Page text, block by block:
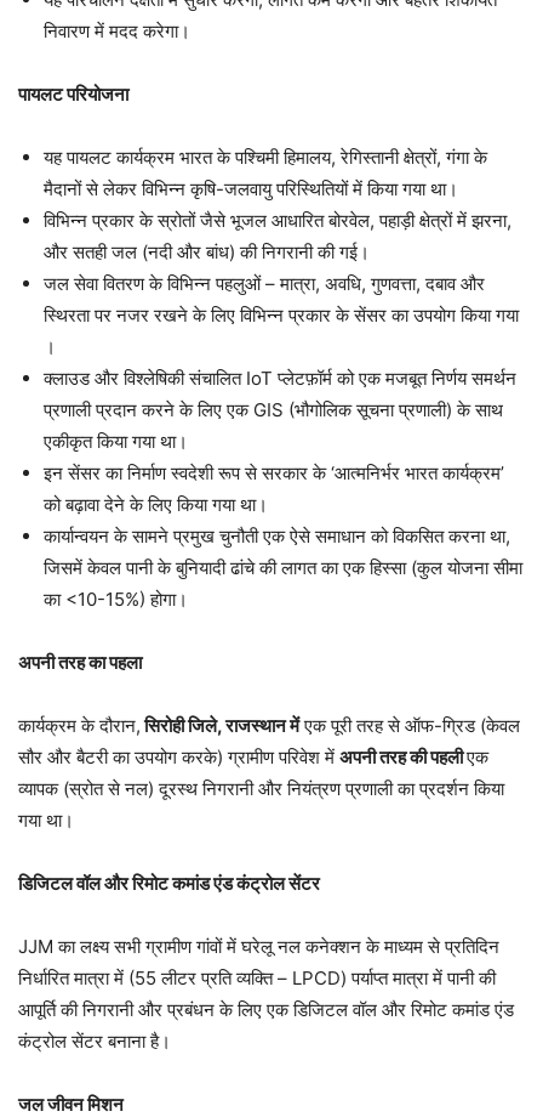
निवारण में मदद करेगा।
पायलट परियोजना
यह पायलट कार्यक्रम भारत के पश्चिमी हिमालय, रेगिस्तानी क्षेत्रों, गंगा के
मैदानों से लेकर विभिन्न कृषि-जलवायु परिस्थितियों में किया गया था।
विभिन्न प्रकार के स्रोतों जैसे भूजल आधारित बोरवेल, पहाड़ी क्षेत्रों में झरना,
और सतही जल (नदी और बांध) की निगरानी की गई।
जल सेवा वितरण के विभिन्न पहलुओं – मात्रा, अवधि, गुणवत्ता, दबाव और
स्थिरता पर नजर रखने के लिए विभिन्न प्रकार के सेंसर का उपयोग किया गया
।
क्लाउड और विश्लेषिकी संचालित IoT प्लेटफ़ॉर्म को एक मजबूत निर्णय समर्थन
प्रणाली प्रदान करने के लिए एक GIS (भौगोलिक सूचना प्रणाली) के साथ
एकीकृत किया गया था।
इन सेंसर का निर्माण स्वदेशी रूप से सरकार के ‘आत्मनिर्भर भारत कार्यक्रम’
को बढ़ावा देने के लिए किया गया था।
कार्यान्वयन के सामने प्रमुख चुनौती एक ऐसे समाधान को विकसित करना था,
जिसमें केवल पानी के बुनियादी ढांचे की लागत का एक हिस्सा (कुल योजना सीमा
का <10-15%) होगा।
अपनी तरह का पहला
कार्यक्रम के दौरान,सिरोही जिले, राजस्थान मेंएक पूरी तरह से ऑफ-ग्रिड (केवल
सौर और बैटरी का उपयोग करके) ग्रामीण परिवेश में अपनी तरह की पहलीएक
व्यापक (स्रोत से नल) दूरस्थ निगरानी और नियंत्रण प्रणाली का प्रदर्शन किया
गया था।
डिजिटल वॉल और रिमोट कमांड एंड कंट्रोल सेंटर
JJM का लक्ष्य सभी ग्रामीण गांवों में घरेलू नल कनेक्शन के माध्यम से प्रतिदिन
निर्धारित मात्रा में (55 लीटर प्रति व्यक्ति – LPCD) पर्याप्त मात्रा में पानी की
आपूर्ति की निगरानी और प्रबंधन के लिए एक डिजिटल वॉल और रिमोट कमांड एंड
कंट्रोल सेंटर बनाना है।
जल जीवन मिशन